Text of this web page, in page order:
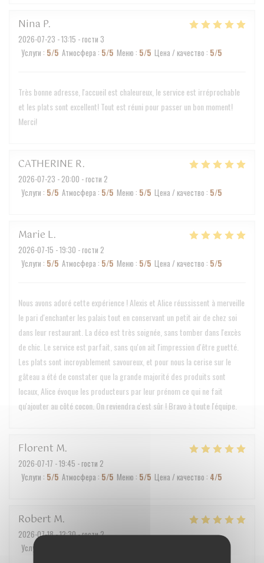
Nina P
2026-07-23 - 13:15 - гости 3
Услуги : 5/5 Атмосфера : 5/5 Меню : 5/5 Цена / качество : 5/5
Très bonne adresse, l'accueil est chaleureux, le service est irréprochable
et les plats sont excellent! Tout est réuni pour passer un bon moment!
Merci!
CATHERINE R
2026-07-23 - 20:00 - гости 2
Услуги : 5/5 Атмосфера : 5/5 Меню : 5/5 Цена / качество : 5/5
Marie L
2026-07-15 - 19:30 - гости 2
Услуги : 5/5 Атмосфера : 5/5 Меню : 5/5 Цена / качество : 5/5
Nous avons adoré cette expérience ! Alexis et Alice réussissent à merveille
le pari d'enchanter les palais tout en conservant un petit air de chez soi
dans leur restaurant. La déco est très soignée, sans tomber dans l'excès
de chic. Le service est parfait, sans qu'on ait l'impression d'être guetté.
Les plats sont incroyablement savoureux, et pour nous la cerise sur le
gâteau a été de constater que la grande majorité des produits sont
locaux, Alice évoque les producteurs par leur prénom ce qui ne fait
qu'ajouter au côté cocon. On reviendra c'est sûr ! Bravo à toute l'équipe.
Florent M
2026-07-17 - 19:45 - гости 2
Услуги : 5/5 Атмосфера : 5/5 Меню : 5/5 Цена / качество : 4/5
Robert M
2026-07-18- 12:30 - гости 2
Услуги